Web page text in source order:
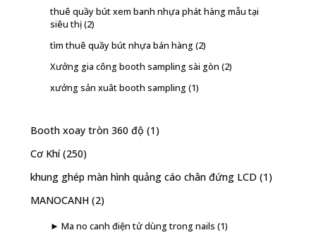
thuê quầy bút xem banh nhựa phát hàng mẫu tại
siêu thị(2)
tìm thuê quầy bút nhựa bán hàng(2)
Xưởng gia công booth sampling sài gòn (2)
xưởng sản xuât booth sampling(1)
Booth xoay tròn 360 độ (1)
Cơ Khí (250)
khung ghép màn hình quảng cáo chân đứng LCD (1)
MANOCANH (2)
► Ma no canh điện tử dùng trong nails (1)